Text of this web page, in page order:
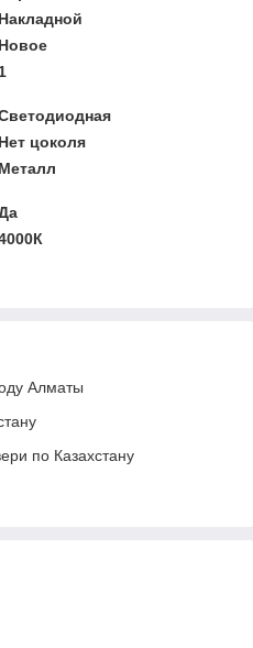
Накладной
Новое
1
Нет цоколя
Металл
Алматы
по Казахстану